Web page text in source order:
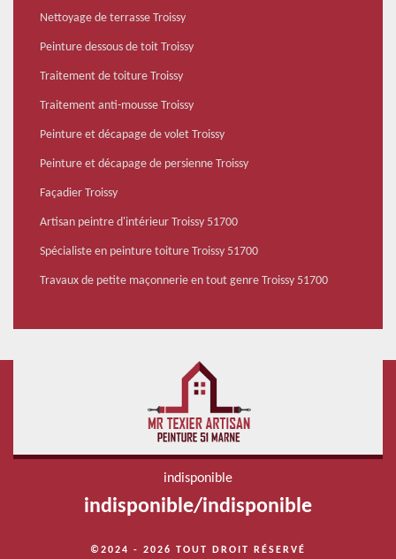
Nettoyage de terrasse Troissy
Peinture dessous de toit Troissy
Traitement de toiture Troissy
Traitement anti-mousse Troissy
Peinture et décapage de volet Troissy
Peinture et décapage de persienne Troissy
Façadier Troissy
Artisan peintre d'intérieur Troissy 51700
Spécialiste en peinture toiture Troissy 51700
Travaux de petite maçonnerie en tout genre Troissy 51700
indisponible
indisponible/indisponible
©2024 - 2026 TOUT DROIT RÉSERVÉ